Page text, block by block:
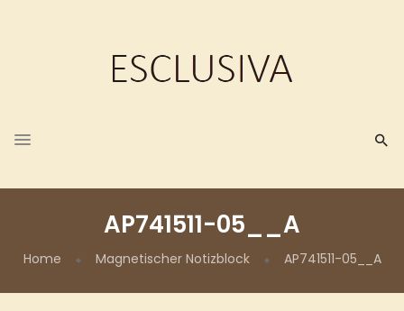
AP741511-05__A
Home Magnetischer Notizblock AP741511-05__A